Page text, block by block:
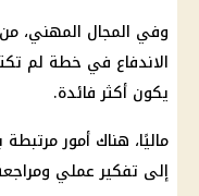
وفي المجال المهني،
الاندفاع في خطة لم
يكون أكثر فائدة.
ماليًا، هناك أمور مرتبطة
إلى تفكير عملي